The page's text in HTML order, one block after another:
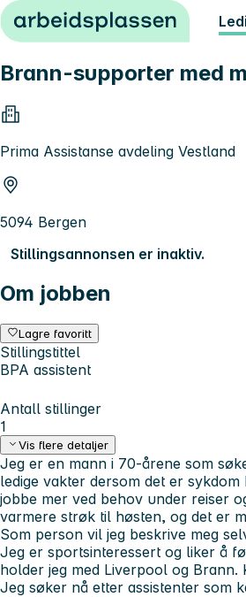
Hopp til innhold
Brann-supporter med
Prima Assistanse avdeling Vestland
5094 Bergen
Stillingsannonsen er inaktiv.
Om jobben
Lagre favoritt
Stillingstittel
BPA assistent
Antall stillinger
1
Vis flere detaljer
Jeg er en mann i 70-årene som
ledige vakter dersom det er
jobbe mer ved behov under reiser
varmere strøk til høsten, og det er
Som person vil jeg beskrive meg
Jeg er sportsinteressert og liker å
holder jeg med Liverpool og Brann.
Jeg søker nå etter assistenter som